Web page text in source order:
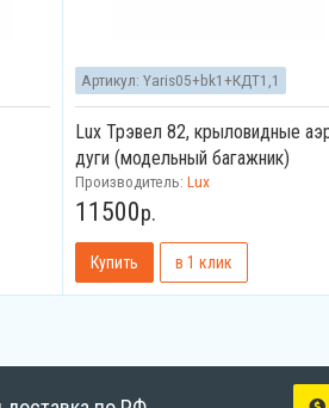
Lux Трэвел 82, крыловидные
дуги (модельный багажник)
Артикул: Yaris05+bk1+КДТ1,1
Производитель: Lux
11500р.